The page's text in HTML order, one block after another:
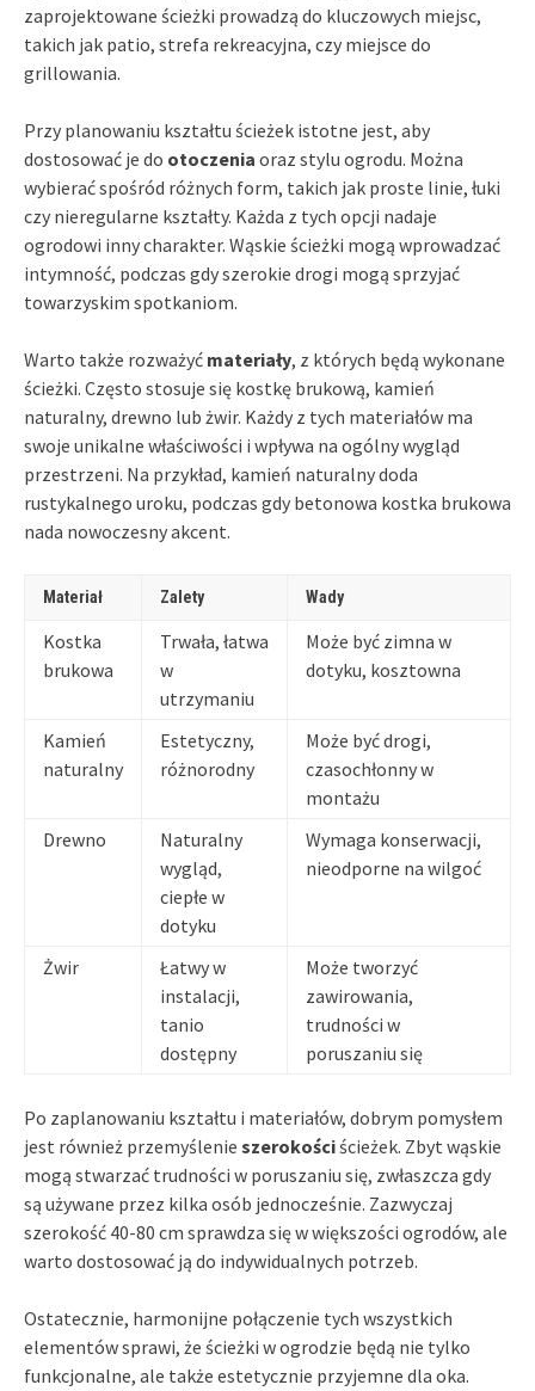
zaprojektowane ścieżki prowadzą do kluczowych miejsc,
takich jak patio, strefa rekreacyjna, czy miejsce do
grillowania.
Przy planowaniu kształtu ścieżek istotne jest, aby
dostosować je do otoczenia oraz stylu ogrodu. Można
wybierać spośród różnych form, takich jak proste linie, łuki
czy nieregularne kształty. Każda z tych opcji nadaje
ogrodowi inny charakter. Wąskie ścieżki mogą wprowadzać
intymność, podczas gdy szerokie drogi mogą sprzyjać
towarzyskim spotkaniom.
Warto także rozważyć materiały, z których będą wykonane
ścieżki. Często stosuje się kostkę brukową, kamień
naturalny, drewno lub żwir. Każdy z tych materiałów ma
swoje unikalne właściwości i wpływa na ogólny wygląd
przestrzeni. Na przykład, kamień naturalny doda
rustykalnego uroku, podczas gdy betonowa kostka brukowa
nada nowoczesny akcent.
Materiał Zalety Wady
Kostka
brukowa
Trwała, łatwa
w
utrzymaniu
Może być zimna w
dotyku, kosztowna
Kamień
naturalny
Estetyczny,
różnorodny
Może być drogi,
czasochłonny w
montażu
Drewno
Naturalny
wygląd,
ciepłe w
dotyku
Wymaga konserwacji,
nieodporne na wilgoć
Żwir
Łatwy w
instalacji,
tanio
dostępny
Może tworzyć
zawirowania,
trudności w
poruszaniu się
Po zaplanowaniu kształtu i materiałów, dobrym pomysłem
jest również przemyślenie szerokościścieżek. Zbyt wąskie
mogą stwarzać trudności w poruszaniu się, zwłaszcza gdy
są używane przez kilka osób jednocześnie. Zazwyczaj
szerokość 40-80 cm sprawdza się w większości ogrodów, ale
warto dostosować ją do indywidualnych potrzeb.
Ostatecznie, harmonijne połączenie tych wszystkich
elementów sprawi, że ścieżki w ogrodzie będą nie tylko
funkcjonalne, ale także estetycznie przyjemne dla oka.